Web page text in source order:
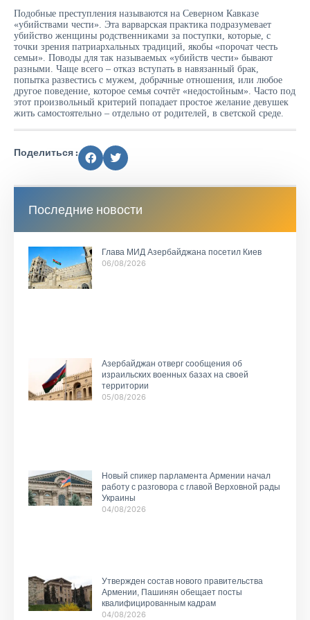
Подобные преступления называются на Северном Кавказе
«убийствами чести». Эта варварская практика подразумевает
убийство женщины родственниками за поступки, которые, с
точки зрения патриархальных традиций, якобы «порочат честь
семьи». Поводы для так называемых «убийств чести» бывают
разными. Чаще всего – отказ вступать в навязанный брак,
попытка развестись с мужем, добрачные отношения, или любое
другое поведение, которое семья сочтёт «недостойным». Часто под
этот произвольный критерий попадает простое желание девушек
жить самостоятельно – отдельно от родителей, в светской среде.
Поделиться :
Последние новости
Глава МИД Азербайджана посетил Киев
06/08/2026
Азербайджан отверг сообщения об
израильских военных базах на своей
территории
05/08/2026
Новый спикер парламента Армении начал
работу с разговора с главой Верховной рады
Украины
04/08/2026
Утвержден состав нового правительства
Армении, Пашинян обещает посты
квалифицированным кадрам
04/08/2026